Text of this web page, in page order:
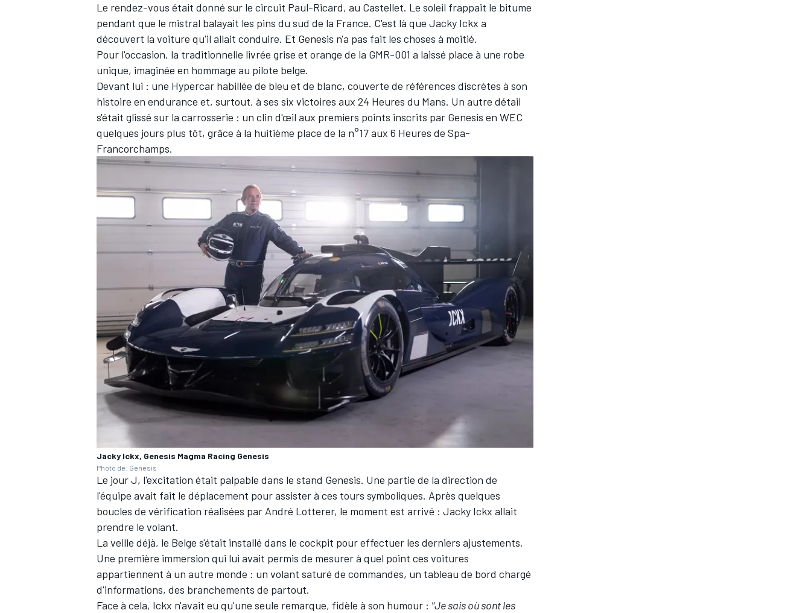
Le rendez-vous était donné sur le circuit Paul-Ricard, au Castellet. Le soleil frappait le bitume
pendant que le mistral balayait les pins du sud de la France. C'est là que Jacky Ickx a
découvert la voiture qu'il allait conduire. Et Genesis n'a pas fait les choses à moitié.
Pour l'occasion, la traditionnelle livrée grise et orange de la GMR-001 a laissé place à une robe
unique, imaginée en hommage au pilote belge.
Devant lui : une Hypercar habillée de bleu et de blanc, couverte de références discrètes à son
histoire en endurance et, surtout, à ses six victoires aux 24 Heures du Mans. Un autre détail
s'était glissé sur la carrosserie : un clin d'œil aux premiers points inscrits par Genesis en WEC
quelques jours plus tôt, grâce à la huitième place de la n°17 aux 6 Heures de Spa-
Francorchamps.
Jacky Ickx, Genesis Magma Racing Genesis
Photo de: Genesis
Le jour J, l'excitation était palpable dans le stand Genesis. Une partie de la direction de
l'équipe avait fait le déplacement pour assister à ces tours symboliques. Après quelques
boucles de vérification réalisées par André Lotterer, le moment est arrivé : Jacky Ickx allait
prendre le volant.
La veille déjà, le Belge s'était installé dans le cockpit pour effectuer les derniers ajustements.
Une première immersion qui lui avait permis de mesurer à quel point ces voitures
appartiennent à un autre monde : un volant saturé de commandes, un tableau de bord chargé
d'informations, des branchements de partout.
Face à cela, Ickx n'avait eu qu'une seule remarque, fidèle à son humour : "Je sais où sont les